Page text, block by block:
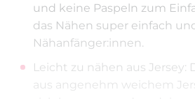
und keine Paspeln zum
das Nähen super einfach
Nähanfänger:innen.
Leicht zu nähen aus Jersey:
aus angenehm weichem